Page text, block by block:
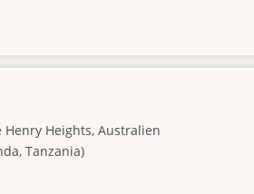
Henry Heights, Australien
Tanzania)